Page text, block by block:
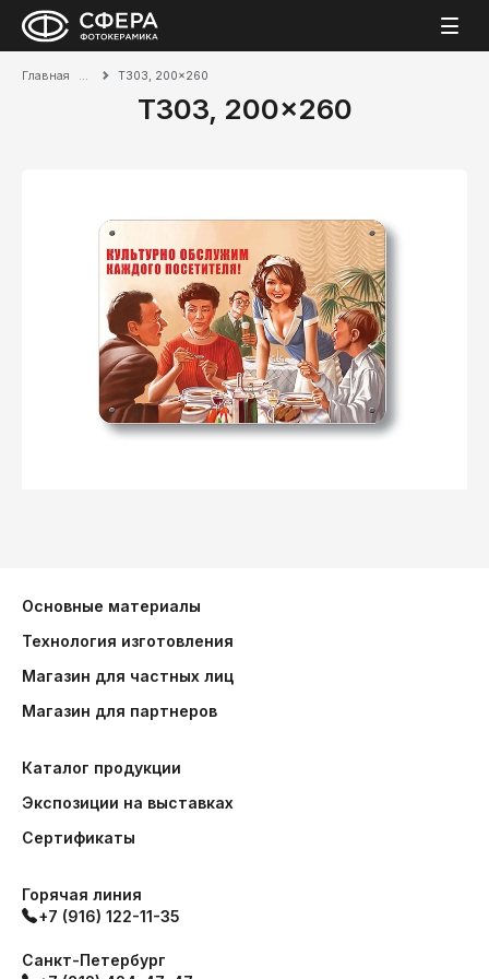
Главная T303, 200x260
T303, 200x260
Основные материалы
Технология изготовления
Магазин для частных лиц
Магазин для партнеров
Каталог продукции
Экспозиции на выставках
Сертификаты
Горячая линия
+7 (916) 122-11-35
Санкт-Петербург